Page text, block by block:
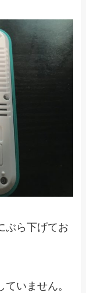
ぶら下げてお
いません。